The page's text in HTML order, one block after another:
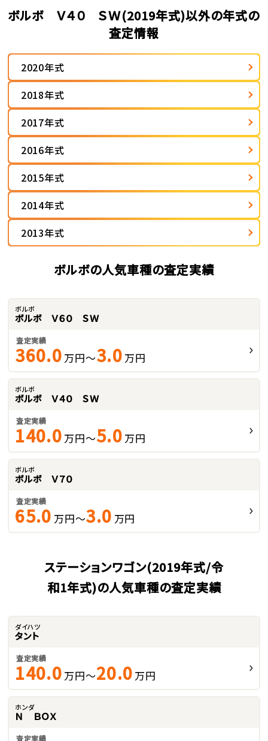
ボルボ Ｖ４０ ＳＷ(2019年式)以外の年式の
査定情報
2020年式
2018年式
2017年式
2016年式
2015年式
2014年式
2013年式
ボルボの人気車種の査定実績
ボルボ
ボルボ Ｖ６０ ＳＷ
査定実績
360.0 万円～3.0 万円
ボルボ
ボルボ Ｖ４０ ＳＷ
査定実績
140.0 万円～5.0 万円
ボルボ
ボルボ Ｖ７０
査定実績
65.0 万円～3.0 万円
ステーションワゴン(2019年式/令
和1年式)の人気車種の査定実績
ダイハツ
タント
査定実績
140.0 万円～20.0 万円
ホンダ
Ｎ ＢＯＸ
査定実績